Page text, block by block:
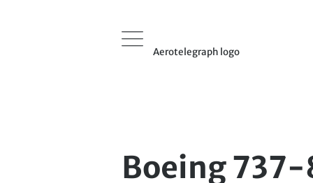
Aerotelegraph logo
Boeing